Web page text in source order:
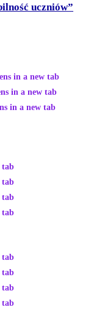
uczniów”
in a new tab
in a new tab
in a new tab
tab
tab
tab
tab
tab
tab
tab
tab